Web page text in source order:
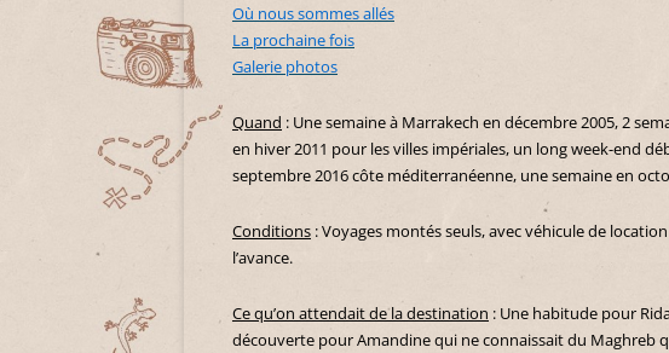
Où nous sommes allés
La prochaine fois
Galerie photos
Quand : Une semaine à Marrakech en décembre 2005, 2
en hiver 2011 pour les villes impériales, un long week-end
septembre 2016 côte méditerranéenne, une semaine en
Conditions : Voyages montés seuls, avec véhicule de
l’avance.
Ce qu’on attendait de la destination : Une habitude pour
découverte pour Amandine qui ne connaissait du Maghreb